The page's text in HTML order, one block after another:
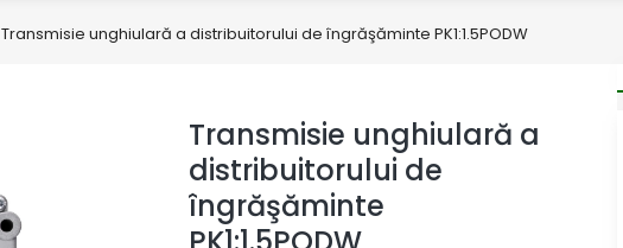
Transmisie unghiulară a distribuitorului de îngrăşăminte PK1:1.5PODW
Transmisie unghiulară a
distribuitorului de
îngrăşăminte